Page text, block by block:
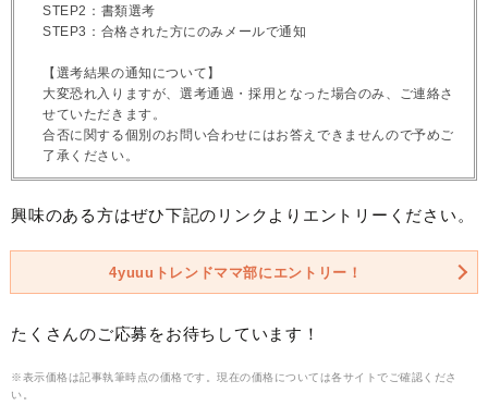
STEP2：書類選考
STEP3：合格された方にのみメールで通知
【選考結果の通知について】
大変恐れ入りますが、選考通過・採用となった場合のみ、ご連絡さ
せていただきます。
合否に関する個別のお問い合わせにはお答えできませんので予めご
了承ください。
興味のある方はぜひ下記のリンクよりエントリーください。
4yuuuトレンドママ部にエントリー！
たくさんのご応募をお待ちしています！
※表示価格は記事執筆時点の価格です。現在の価格については各サイトでご確認くださ
い。